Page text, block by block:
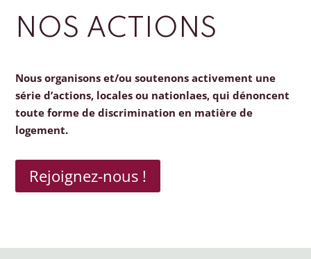
NOS ACTIONS
Nous organisons et/ou soutenons activement une
série d’actions, locales ou nationlaes, qui dénoncent
toute forme de discrimination en matière de
logement.
Rejoignez-nous !